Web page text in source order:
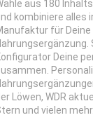
aus 180
kombiniere alles
für
Deine
Löwen, WDR
und vielen mehr.